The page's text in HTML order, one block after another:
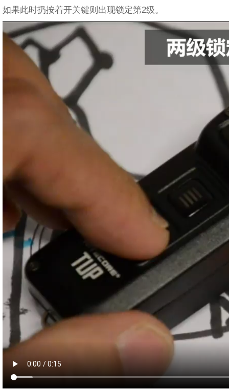
如果此时扔按着开关键则出现锁定第2级。